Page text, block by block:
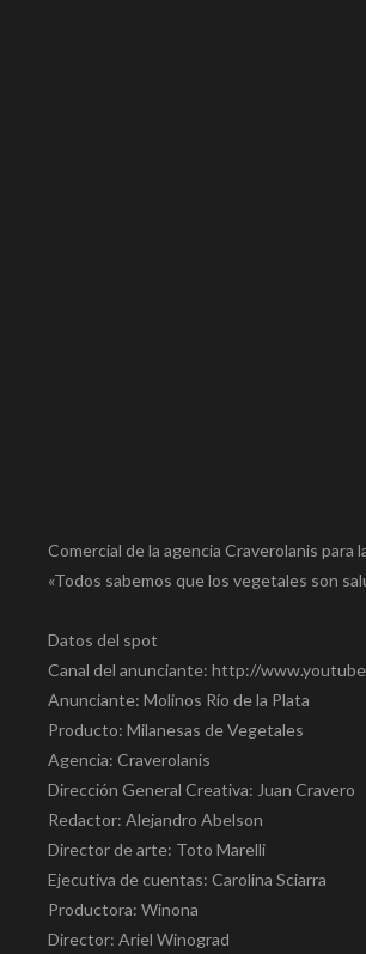
Comercial de la agencia Craverolanis para
«Todos sabemos que los vegetales son
Datos del spot
Canal del anunciante: http://
Anunciante: Molinos Río de la Plata
Producto: Milanesas de Vegetales
Agencia: Craverolanis
Dirección General Creativa: Juan Cravero
Redactor: Alejandro Abelson
Director de arte: Toto Marelli
Ejecutiva de cuentas: Carolina Sciarra
Productora: Winona
Director: Ariel Winograd